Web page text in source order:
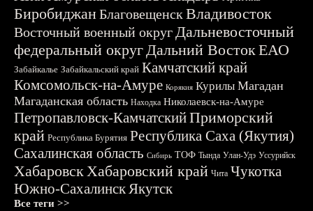
БиробиджанБлаговещенскВладивосток
Восточный военный округДальневосточный
федеральный округДальний ВостокЕАО
Забайкалье Забайкальский край Камчатский край
Комсомольск-на-Амуре Корякия Курилы Магадан
Магаданская область Находка Николаевск-на-Амуре
Петропавловск-КамчатскийПриморский
край Республика Бурятия Республика Саха (Якутия)
Сахалинская область Сибирь ТОФ Тында Улан-Удэ Уссурийск
ХабаровскХабаровский край Чита Чукотка
Южно-СахалинскЯкутск
Все теги >>